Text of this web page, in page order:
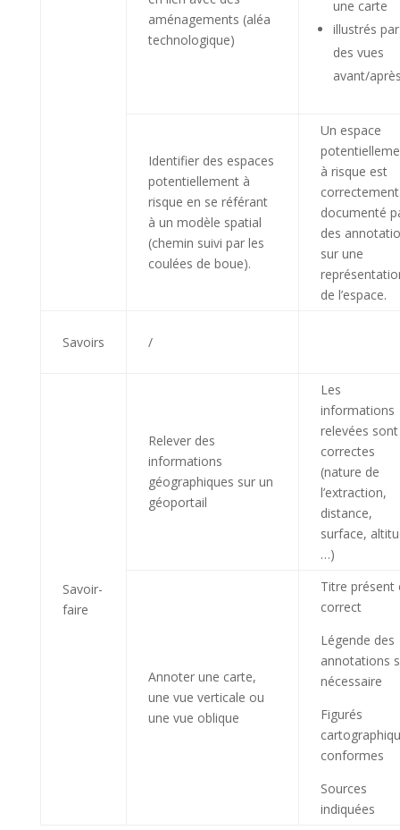
aménagements (aléa
technologique)
une carte
illustrés par
des vues
avant/
Identifier des espaces
potentiellement à
risque en se référant
à un modèle spatial
(chemin suivi par les
coulées de boue).
Un espace
à risque est
correctement
documenté
des
sur une
de l’espace.
Savoirs /
Savoir-
faire
Relever des
informations
géographiques sur un
géoportail
Les
informations
relevées sont
correctes
(nature de
l’extraction,
distance,
surface,
…)
Annoter une carte,
une vue verticale ou
une vue oblique
Titre présent
correct
Légende des
annotations
nécessaire
Figurés
conformes
Sources
indiquées